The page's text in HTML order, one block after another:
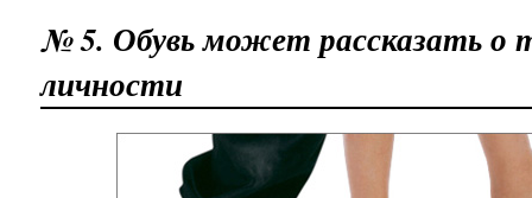
№ 5. Обувь может рассказать о
личности